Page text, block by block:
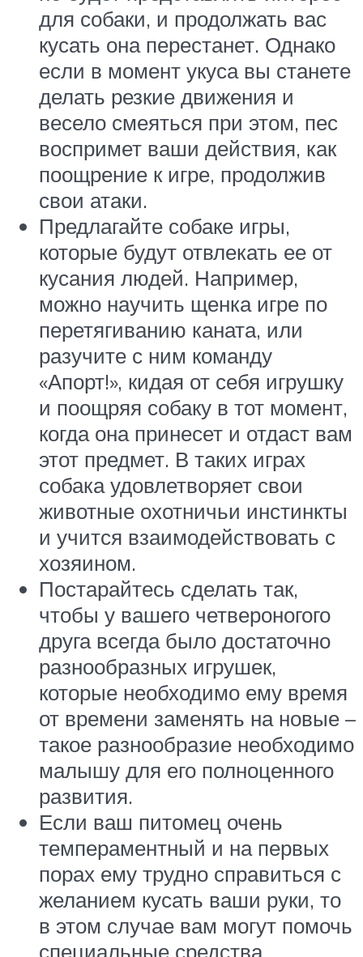
для собаки, и продолжать вас
кусать она перестанет. Однако
если в момент укуса вы станете
делать резкие движения и
весело смеяться при этом, пес
воспримет ваши действия, как
поощрение к игре, продолжив
свои атаки.
Предлагайте собаке игры,
которые будут отвлекать ее от
кусания людей. Например,
можно научить щенка игре по
перетягиванию каната, или
разучите с ним команду
«Апорт!», кидая от себя игрушку
и поощряя собаку в тот момент,
когда она принесет и отдаст вам
этот предмет. В таких играх
собака удовлетворяет свои
животные охотничьи инстинкты
и учится взаимодействовать с
хозяином.
Постарайтесь сделать так,
чтобы у вашего четвероногого
друга всегда было достаточно
разнообразных игрушек,
которые необходимо ему время
от времени заменять на новые –
такое разнообразие необходимо
малышу для его полноценного
развития.
Если ваш питомец очень
темпераментный и на первых
порах ему трудно справиться с
желанием кусать ваши руки, то
в этом случае вам могут помочь
специальные средства.